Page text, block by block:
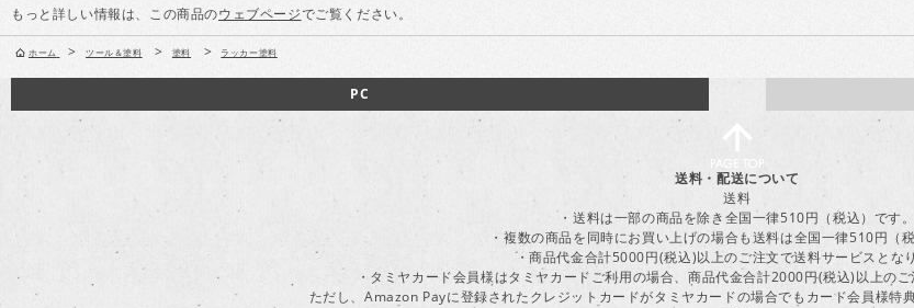
もっと詳しい情報は、この商品のウェブページでご覧ください。
ホーム > ツール＆塗料 > 塗料 > ラッカー塗料
PC
送料・配送について
送料
・送料は一部の商品を除き全国一律510円（税込）です。
・複数の商品を同時にお買い上げの場合も送料は全国一律510円（税
・商品代金合計5000円(税込)以上のご注文で送料サービスとなり
・タミヤカード会員様はタミヤカードご利用の場合、商品代金合計2000円(税込)以上のご
ただし、Amazon Payに登録されたクレジットカードがタミヤカードの場合でもカード会員様特